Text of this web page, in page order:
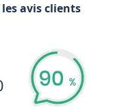
avis clients